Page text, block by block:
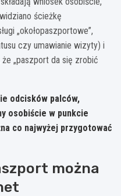
ścieżkę
„okołopaszportowe”,
czy umawianie wizyty) i
„paszport da się zrobić
odcisków palców,
osobiście w punkcie
co najwyżej przygotować
można